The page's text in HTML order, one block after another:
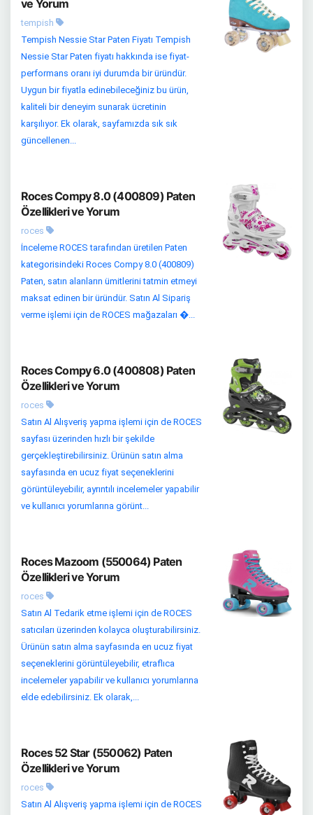
ve Yorum
tempish
Tempish Nessie Star Paten Fiyatı Tempish
Nessie Star Paten fiyatı hakkında ise fiyat-
performans oranı iyi durumda bir üründür.
Uygun bir fiyatla edinebileceğiniz bu ürün,
kaliteli bir deneyim sunarak ücretinin
karşılıyor. Ek olarak, sayfamızda sık sık
güncellenen...
Roces Compy 8.0 (400809) Paten
Özellikleri ve Yorum
roces
İnceleme ROCES tarafından üretilen Paten
kategorisindeki Roces Compy 8.0 (400809)
Paten, satın alanların ümitlerini tatmin etmeyi
maksat edinen bir üründür. Satın Al Sipariş
verme işlemi için de ROCES mağazaları �...
Roces Compy 6.0 (400808) Paten
Özellikleri ve Yorum
roces
Satın Al Alışveriş yapma işlemi için de ROCES
sayfası üzerinden hızlı bir şekilde
gerçekleştirebilirsiniz. Ürünün satın alma
sayfasında en ucuz fiyat seçeneklerini
görüntüleyebilir, ayrıntılı incelemeler yapabilir
ve kullanıcı yorumlarına görünt...
Roces Mazoom (550064) Paten
Özellikleri ve Yorum
roces
Satın Al Tedarik etme işlemi için de ROCES
satıcıları üzerinden kolayca oluşturabilirsiniz.
Ürünün satın alma sayfasında en ucuz fiyat
seçeneklerini görüntüleyebilir, etraflıca
incelemeler yapabilir ve kullanıcı yorumlarına
elde edebilirsiniz. Ek olarak,...
Roces 52 Star (550062) Paten
Özellikleri ve Yorum
roces
Satın Al Alışveriş yapma işlemi için de ROCES